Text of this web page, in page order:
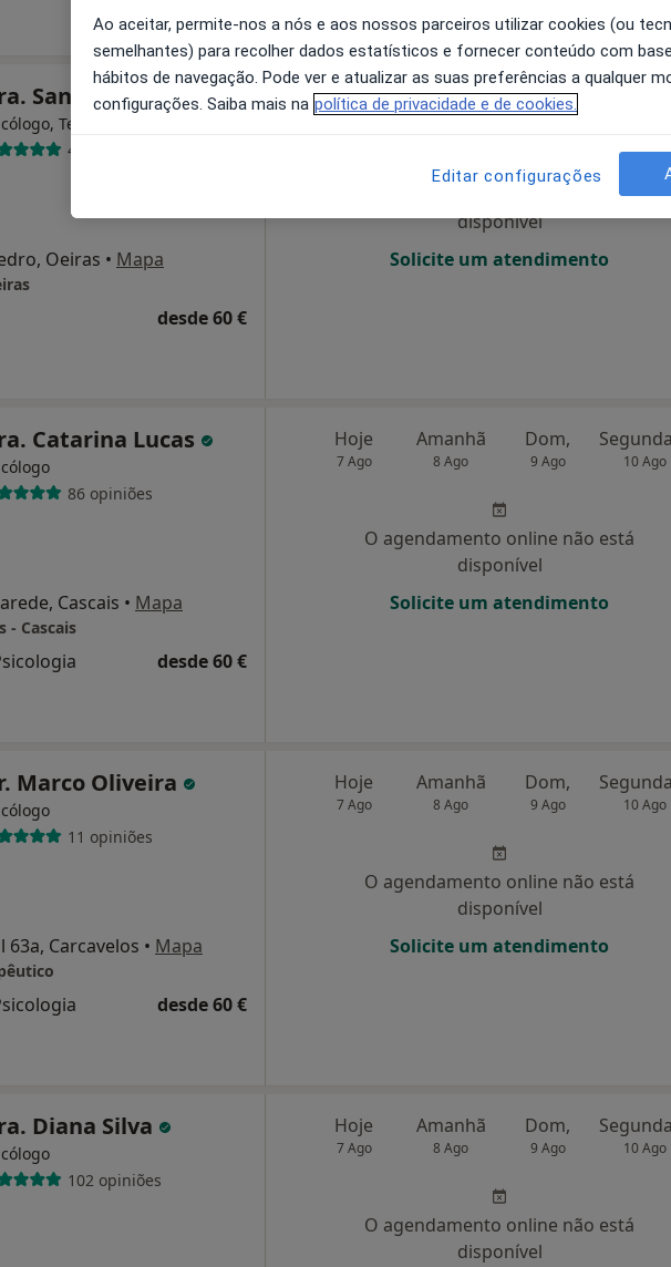
Sandra Correia
Terapeuta alternativo
44 opiniões
Oeiras • Mapa
desde 60 €
Hoje
7 Ago
Amanhã
8 Ago
Dom,
9 Ago
O agendamento online não está
disponível
Solicite um atendimento
Catarina Lucas
86 opiniões
Cascais • Mapa
- Cascais
desde 60 €
Hoje
7 Ago
Amanhã
8 Ago
Dom,
9 Ago 10 Ago
O agendamento online não está
disponível
Solicite um atendimento
Marco Oliveira
11 opiniões
Carcavelos • Mapa
desde 60 €
Hoje
7 Ago
Amanhã
8 Ago
Dom,
9 Ago 10 Ago
O agendamento online não está
disponível
Solicite um atendimento
Diana Silva
102 opiniões
Hoje
7 Ago
Amanhã
8 Ago
Dom,
9 Ago 10 Ago
O agendamento online não está
disponível
Ao aceitar, permite-nos a nós e aos nossos parceiros utilizar cookies (ou
semelhantes) para recolher dados estatísticos e fornecer conteúdo com
hábitos de navegação. Pode ver e atualizar as suas preferências a qualquer
configurações. Saiba mais na política de privacidade e de cookies.
Editar configurações